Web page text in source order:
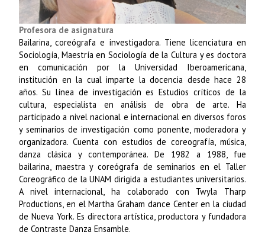
Profesora de asignatura
Bailarina, coreógrafa e investigadora. Tiene licenciatura en
Sociología, Maestría en Sociología de la Cultura y es doctora
en comunicación por la Universidad Iberoamericana,
institución en la cual imparte la docencia desde hace 28
años. Su línea de investigación es Estudios críticos de la
cultura, especialista en análisis de obra de arte. Ha
participado a nivel nacional e internacional en diversos foros
y seminarios de investigación como ponente, moderadora y
organizadora. Cuenta con estudios de coreografía, música,
danza clásica y contemporánea. De 1982 a 1988, fue
bailarina, maestra y coreógrafa de seminarios en el Taller
Coreográfico de la UNAM dirigida a estudiantes universitarios.
A nivel internacional, ha colaborado con Twyla Tharp
Productions, en el Martha Graham dance Center en la ciudad
de Nueva York. Es directora artística, productora y fundadora
de Contraste Danza Ensamble.